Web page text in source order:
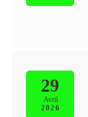
29
Avril
2026